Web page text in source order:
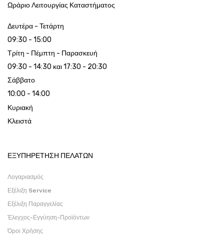
Ωράριο Λειτουργίας Καταστήματος
Δευτέρα - Τετάρτη
09:30 - 15:00
Τρίτη - Πέμπτη - Παρασκευή
09:30 - 14:30 και 17:30 - 20:30
Σάββατο
10:00 - 14:00
Κυριακή
Κλειστά
ΕΞΥΠΗΡΕΤΗΣΗ ΠΕΛΑΤΩΝ
Λογαριασμός
Εξέλιξη Service
Εξέλιξη Παραγγελίας
Έλεγχος-Εγγύηση-Προϊόντων
Όροι Χρήσης